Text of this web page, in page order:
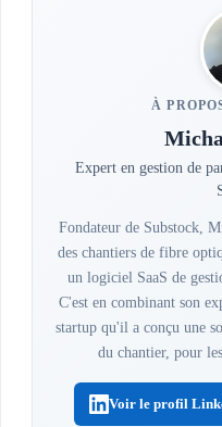
À
Expert en gestion de
Fondateur de Substock,
des chantiers de fibre
un logiciel SaaS de
C'est en combinant son
startup qu'il a conçu une
du chantier, pour
Voir le profil